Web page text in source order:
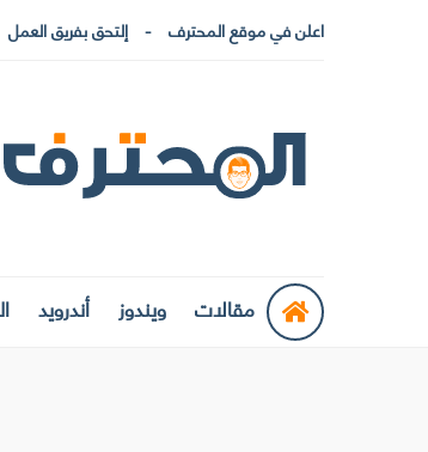
اعلن في موقع المحترف إلتحق بفريق العمل
مقالات ويندوز أندرويد